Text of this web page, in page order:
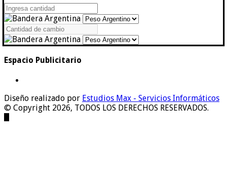
Espacio Publicitario
Diseño realizado por Estudios Max - Servicios Informáticos
© Copyright 2026, TODOS LOS DERECHOS RESERVADOS.